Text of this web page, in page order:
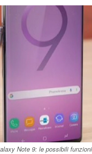
Note 9: le possibili